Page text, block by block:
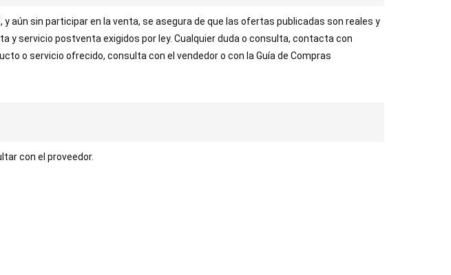
aún sin participar en la venta, se asegura de que las ofertas publicadas son reales y
y servicio postventa exigidos por ley. Cualquier duda o consulta, contacta con
o servicio ofrecido, consulta con el vendedor o con la Guía de Compras
con el proveedor.